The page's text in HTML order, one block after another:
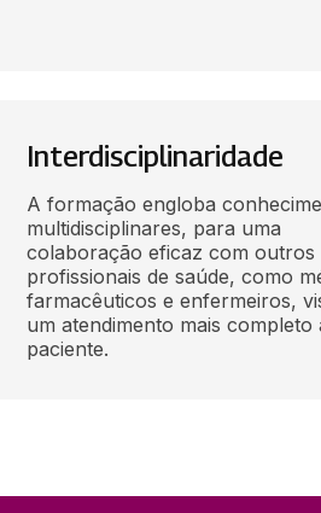
Interdisciplinaridade
A formação engloba
multidisciplinares, para uma
colaboração eficaz com outros
profissionais de saúde, como
farmacêuticos e enfermeiros,
um atendimento mais completo
paciente.